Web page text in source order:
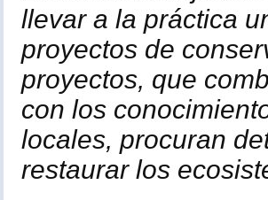
llevar a la práctica
proyectos de
proyectos, que
con los
locales, procuran
restaurar los